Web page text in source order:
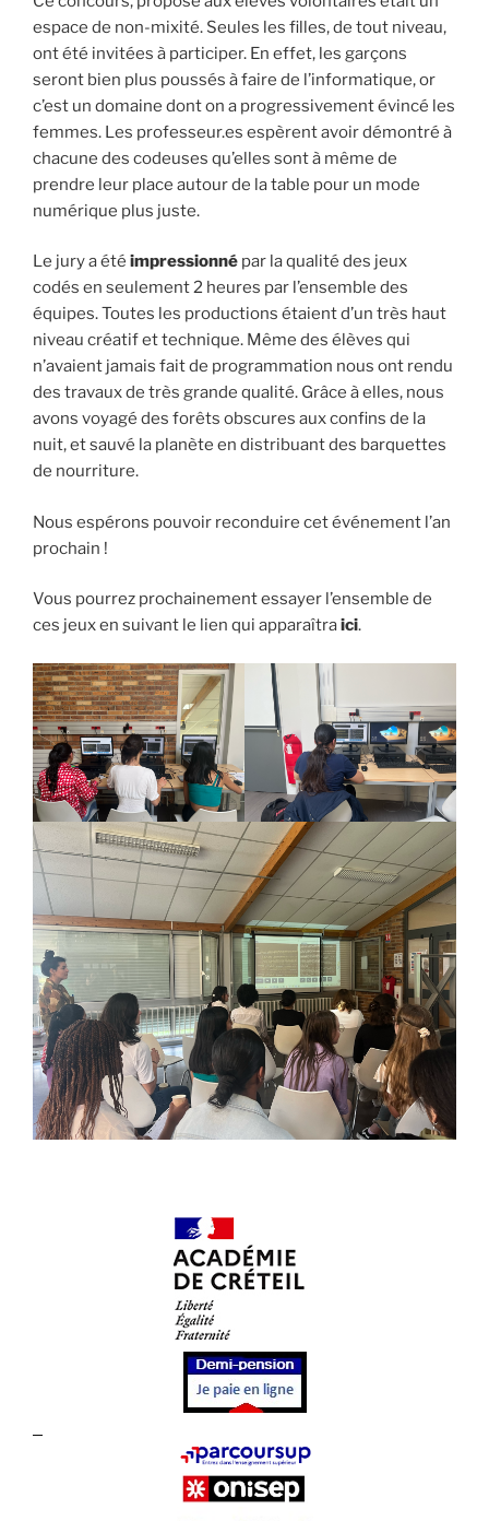
espace de non-mixité. Seules les filles, de tout niveau,
ont été invitées à participer. En effet, les garçons
seront bien plus poussés à faire de l’informatique, or
c’est un domaine dont on a progressivement évincé les
femmes. Les professeur.es espèrent avoir démontré à
chacune des codeuses qu’elles sont à même de
prendre leur place autour de la table pour un mode
numérique plus juste.
Le jury a été impressionné par la qualité des jeux
codés en seulement 2 heures par l’ensemble des
équipes. Toutes les productions étaient d’un très haut
niveau créatif et technique. Même des élèves qui
n’avaient jamais fait de programmation nous ont rendu
des travaux de très grande qualité. Grâce à elles, nous
avons voyagé des forêts obscures aux confins de la
nuit, et sauvé la planète en distribuant des barquettes
de nourriture.
Nous espérons pouvoir reconduire cet événement l’an
prochain !
Vous pourrez prochainement essayer l’ensemble de
ces jeux en suivant le lien qui apparaîtraici.